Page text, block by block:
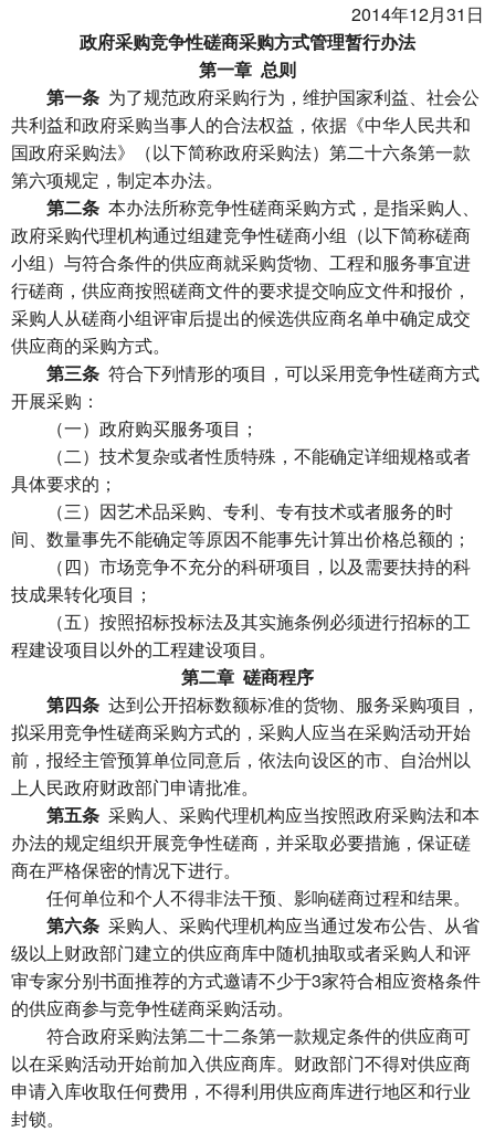
2014年12月31日
政府采购竞争性磋商采购方式管理暂行办法
第一章 总则
第一条 为了规范政府采购行为，维护国家利益、社会公
共利益和政府采购当事人的合法权益，依据《中华人民共和
国政府采购法》（以下简称政府采购法）第二十六条第一款
第六项规定，制定本办法。
第二条 本办法所称竞争性磋商采购方式，是指采购人、
政府采购代理机构通过组建竞争性磋商小组（以下简称磋商
小组）与符合条件的供应商就采购货物、工程和服务事宜进
行磋商，供应商按照磋商文件的要求提交响应文件和报价，
采购人从磋商小组评审后提出的候选供应商名单中确定成交
供应商的采购方式。
第三条 符合下列情形的项目，可以采用竞争性磋商方式
开展采购：
（一）政府购买服务项目；
（二）技术复杂或者性质特殊，不能确定详细规格或者
具体要求的；
（三）因艺术品采购、专利、专有技术或者服务的时
间、数量事先不能确定等原因不能事先计算出价格总额的；
（四）市场竞争不充分的科研项目，以及需要扶持的科
技成果转化项目；
（五）按照招标投标法及其实施条例必须进行招标的工
程建设项目以外的工程建设项目。
第二章 磋商程序
第四条 达到公开招标数额标准的货物、服务采购项目，
拟采用竞争性磋商采购方式的，采购人应当在采购活动开始
前，报经主管预算单位同意后，依法向设区的市、自治州以
上人民政府财政部门申请批准。
第五条 采购人、采购代理机构应当按照政府采购法和本
办法的规定组织开展竞争性磋商，并采取必要措施，保证磋
商在严格保密的情况下进行。
任何单位和个人不得非法干预、影响磋商过程和结果。
第六条 采购人、采购代理机构应当通过发布公告、从省
级以上财政部门建立的供应商库中随机抽取或者采购人和评
审专家分别书面推荐的方式邀请不少于3家符合相应资格条件
的供应商参与竞争性磋商采购活动。
符合政府采购法第二十二条第一款规定条件的供应商可
以在采购活动开始前加入供应商库。财政部门不得对供应商
申请入库收取任何费用，不得利用供应商库进行地区和行业
封锁。